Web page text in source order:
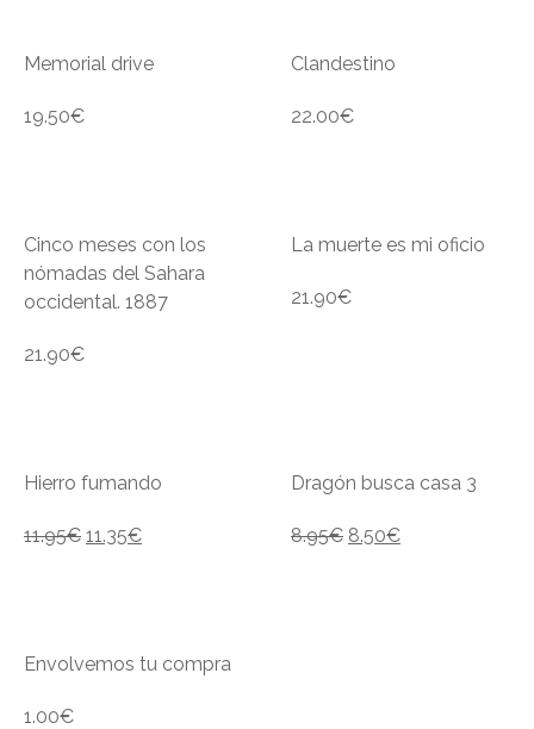
Memorial drive
19.50€
Clandestino
22.00€
Cinco meses con los
nómadas del Sahara
occidental. 1887
21.90€
La muerte es mi oficio
21.90€
Hierro fumando
11.95€ 11.35€
Dragón busca casa 3
8.95€ 8.50€
Envolvemos tu compra
1.00€